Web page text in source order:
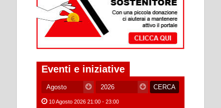
Eventi e iniziative
10 Agosto 2026 21:00 - 23:00